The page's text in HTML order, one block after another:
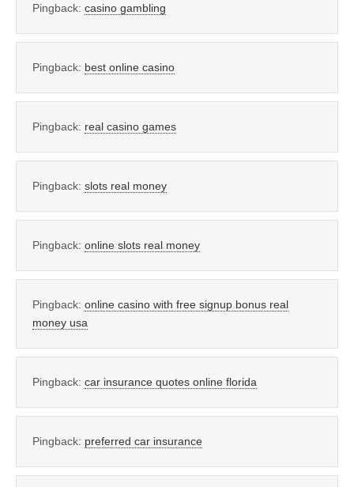
Pingback: casino gambling
Pingback: best online casino
Pingback: real casino games
Pingback: slots real money
Pingback: online slots real money
Pingback: online casino with free signup bonus real
money usa
Pingback: car insurance quotes online florida
Pingback: preferred car insurance